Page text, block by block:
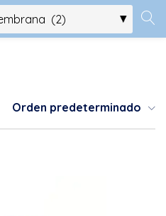
Orden predeterminado